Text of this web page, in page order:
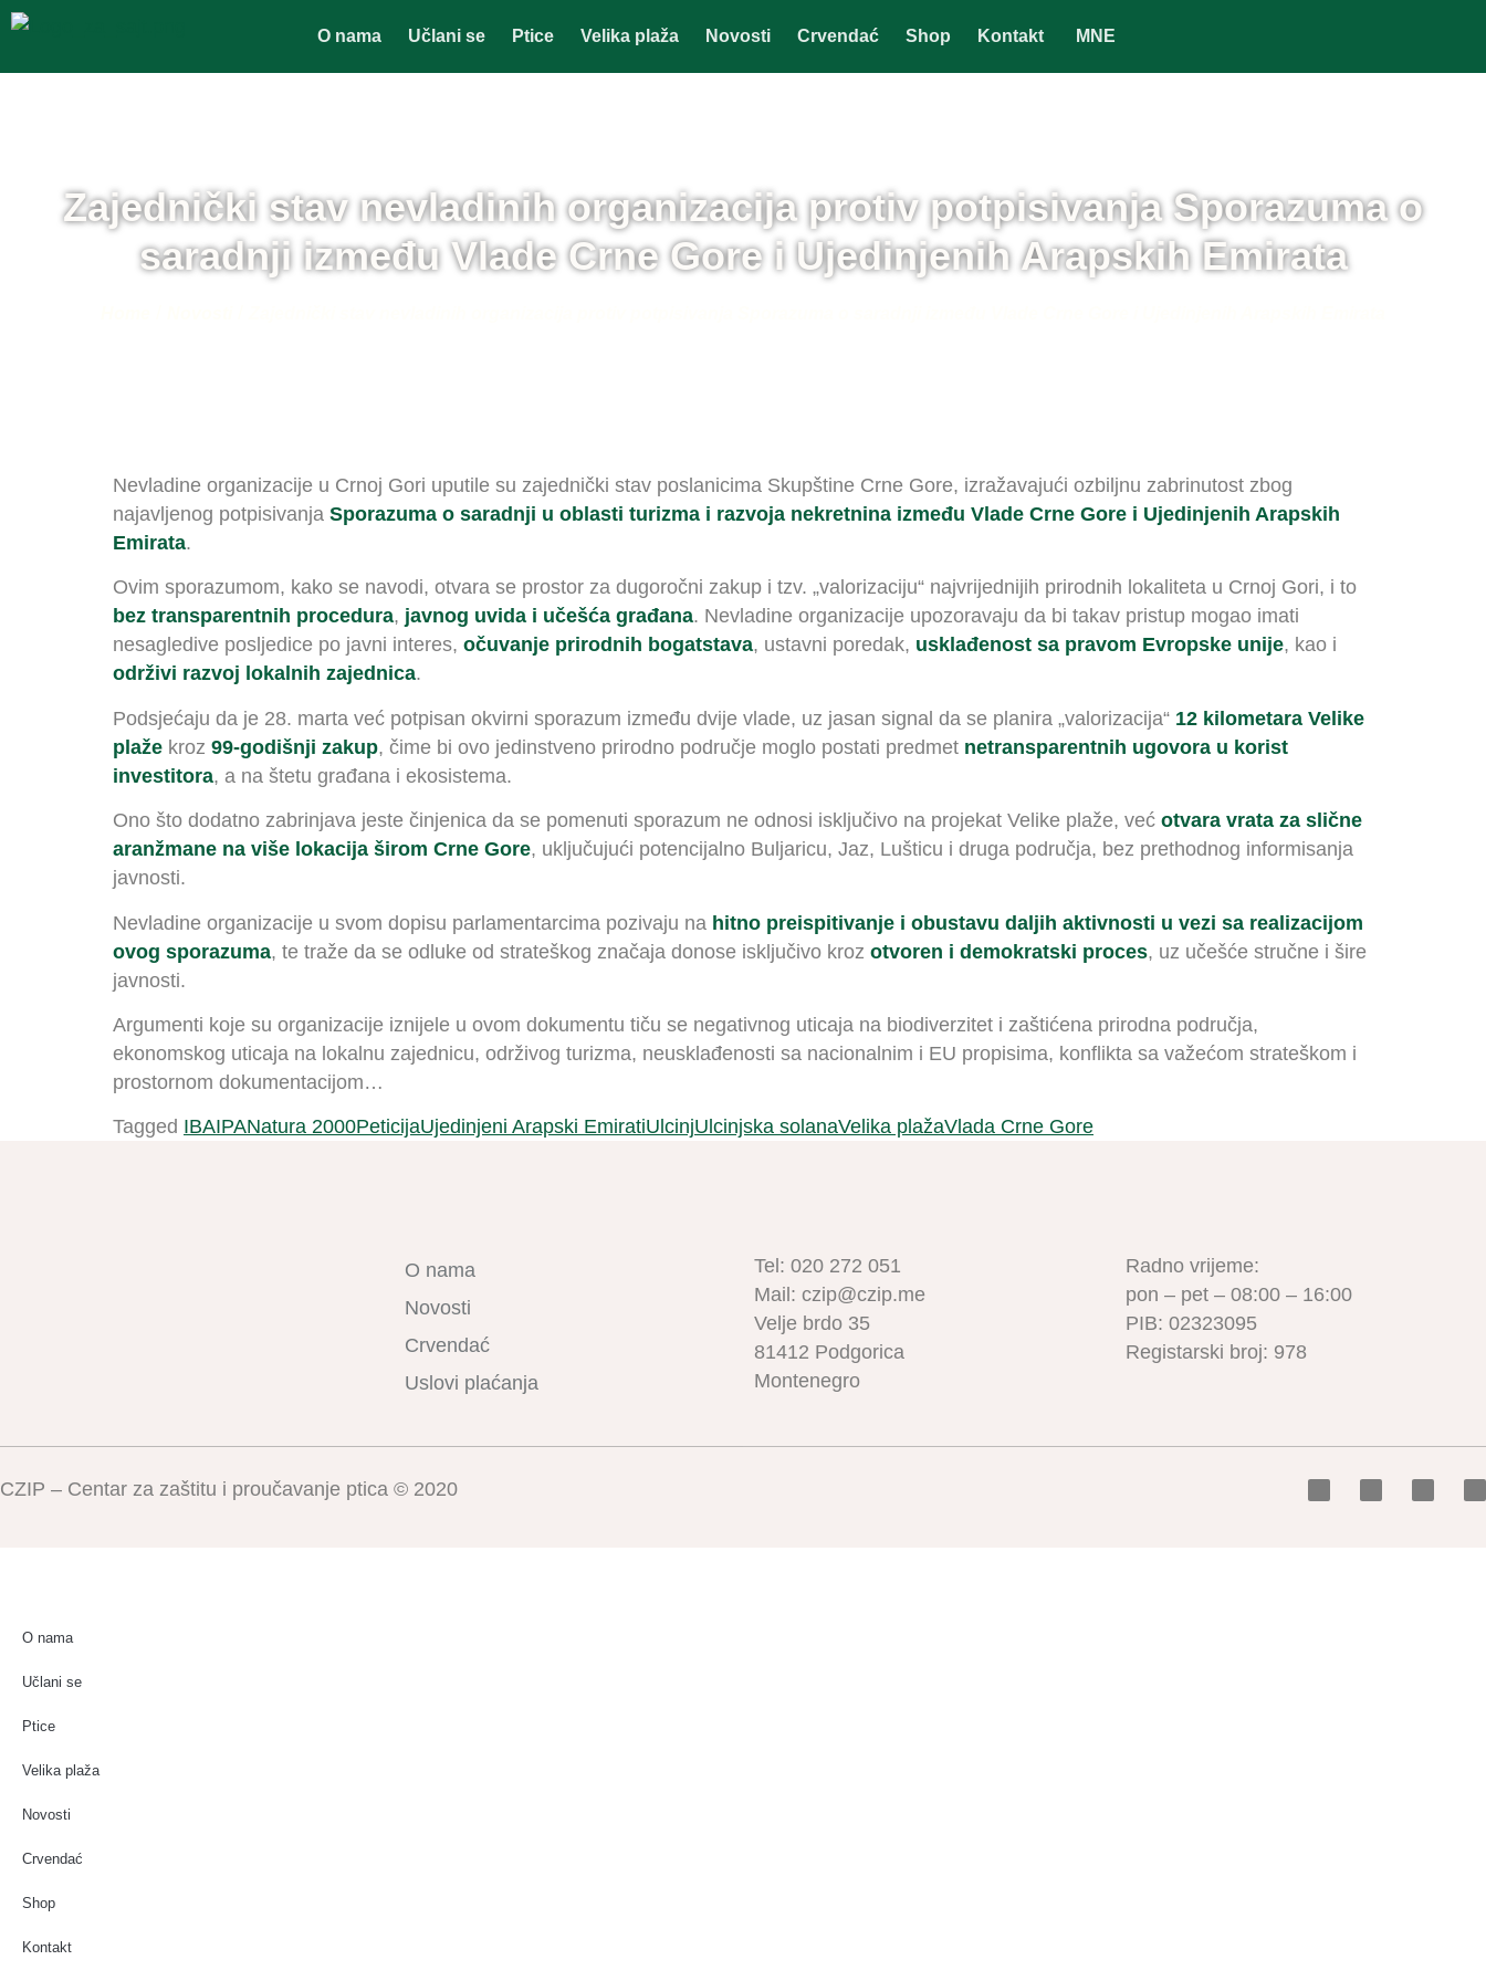
O nama Učlani se Ptice Velika plaža Novosti Crvendać Shop Kontakt MNE
Zajednički stav nevladinih organizacija protiv potpisivanja Sporazuma o
saradnji između Vlade Crne Gore i Ujedinjenih Arapskih Emirata
Nevladine organizacije u Crnoj Gori uputile su zajednički stav poslanicima Skupštine Crne Gore, izražavajući ozbiljnu zabrinutost zbog
najavljenog potpisivanja Sporazuma o saradnji u oblasti turizma i razvoja nekretnina između Vlade Crne Gore i Ujedinjenih Arapskih
Emirata.
Ovim sporazumom, kako se navodi, otvara se prostor za dugoročni zakup i tzv. „valorizaciju“ najvrijednijih prirodnih lokaliteta u Crnoj Gori, i to
bez transparentnih procedura, javnog uvida i učešća građana. Nevladine organizacije upozoravaju da bi takav pristup mogao imati
nesagledive posljedice po javni interes, očuvanje prirodnih bogatstava, ustavni poredak, usklađenost sa pravom Evropske unije, kao i
održivi razvoj lokalnih zajednica.
Podsjećaju da je 28. marta već potpisan okvirni sporazum između dvije vlade, uz jasan signal da se planira „valorizacija“ 12 kilometara Velike
plaže kroz 99-godišnji zakup, čime bi ovo jedinstveno prirodno područje moglo postati predmet netransparentnih ugovora u korist
investitora, a na štetu građana i ekosistema.
Ono što dodatno zabrinjava jeste činjenica da se pomenuti sporazum ne odnosi isključivo na projekat Velike plaže, već otvara vrata za slične
aranžmane na više lokacija širom Crne Gore, uključujući potencijalno Buljaricu, Jaz, Lušticu i druga područja, bez prethodnog informisanja
javnosti.
Nevladine organizacije u svom dopisu parlamentarcima pozivaju na hitno preispitivanje i obustavu daljih aktivnosti u vezi sa realizacijom
ovog sporazuma, te traže da se odluke od strateškog značaja donose isključivo kroz otvoren i demokratski proces, uz učešće stručne i šire
javnosti.
Argumenti koje su organizacije iznijele u ovom dokumentu tiču se negativnog uticaja na biodiverzitet i zaštićena prirodna područja,
ekonomskog uticaja na lokalnu zajednicu, održivog turizma, neusklađenosti sa nacionalnim i EU propisima, konflikta sa važećom strateškom i
prostornom dokumentacijom…
Tagged IBAIPANatura 2000PeticijaUjedinjeni Arapski EmiratiUlcinjUlcinjska solanaVelika plažaVlada Crne Gore
O nama
Novosti
Crvendać
Uslovi plaćanja
Tel: 020 272 051
Mail: czip@czip.me
Velje brdo 35
81412 Podgorica
Montenegro
Radno vrijeme:
pon – pet – 08:00 – 16:00
PIB: 02323095
Registarski broj: 978
CZIP – Centar za zaštitu i proučavanje ptica © 2020
O nama
Učlani se
Ptice
Velika plaža
Novosti
Crvendać
Shop
Kontakt